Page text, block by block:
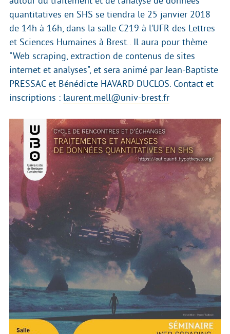
quantitatives en SHS se tiendra le 25 janvier 2018
de 14h à 16h, dans la salle C219 à l’UFR des Lettres
et Sciences Humaines à Brest.. Il aura pour thème
"Web scraping, extraction de contenus de sites
internet et analyses", et sera animé par Jean-Baptiste
PRESSAC et Bénédicte HAVARD DUCLOS. Contact et
inscriptions : laurent.mell@univ-brest.fr